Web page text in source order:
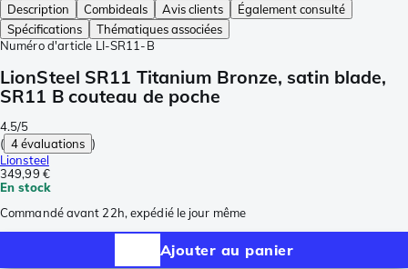
Description
Combideals Avis clients
Également consulté
Spécifications
Thématiques associées
Numéro d'article LI-SR11-B
LionSteel SR11 Titanium Bronze, satin blade,
SR11 B couteau de poche
4.5/5
( 4 évaluations )
Lionsteel
349,99 €
En stock
Commandé avant 22h, expédié le jour même
Ajouter au panier